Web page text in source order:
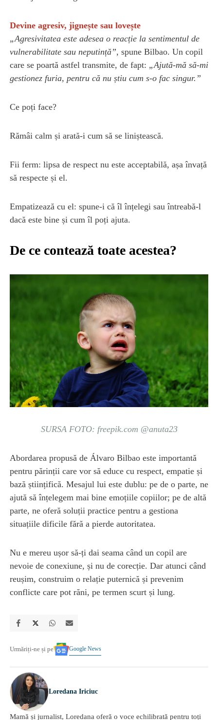
Devine agresiv, jignește sau lovește
„Agresivitatea este adesea o reacție la sentimentul de
vulnerabilitate sau neputință”, spune Bilbao. Un copil
care se poartă astfel transmite, de fapt: „Ajută-mă să-mi
gestionez furia, pentru că nu știu cum s-o fac singur.”
Ce poți face?
Rămâi calm și arată-i cum să se liniștească.
Fii ferm: lipsa de respect nu este acceptabilă, așa învață
să respecte și el.
Empatizează cu el: spune-i că îl înțelegi sau întreabă-l
dacă este bine și cum îl poți ajuta.
De ce contează toate acestea?
SURSA FOTO: freepik.com @anuta23
Abordarea propusă de Álvaro Bilbao este importantă
pentru părinții care vor să educe cu respect, empatie și
bază științifică. Mesajul lui este dublu: pe de o parte, ne
ajută să înțelegem mai bine emoțiile copiilor; pe de altă
parte, ne oferă soluții practice pentru a gestiona
situațiile dificile fără a pierde autoritatea.
Nu e mereu ușor să-ți dai seama când un copil are
nevoie de conexiune, și nu de corecție. Dar atunci când
reușim, construim o relație puternică și prevenim
conflicte care pot răni, pe termen scurt și lung.
Urmăriți-ne și pe Google News
Loredana Iriciuc
Mamă și jurnalist, Loredana oferă o voce echilibrată pentru toți